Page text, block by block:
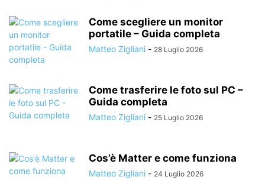
Come scegliere un monitor
portatile – Guida completa
Matteo Zigliani - 28 Luglio 2026
Come trasferire le foto sul PC –
Guida completa
Matteo Zigliani - 25 Luglio 2026
Cos’è Matter e come funziona
Matteo Zigliani - 24 Luglio 2026